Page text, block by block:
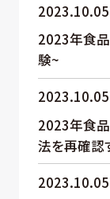
2023.10.05
2023年食
験~
2023.10.05
2023年食
法を再確認
2023.10.05